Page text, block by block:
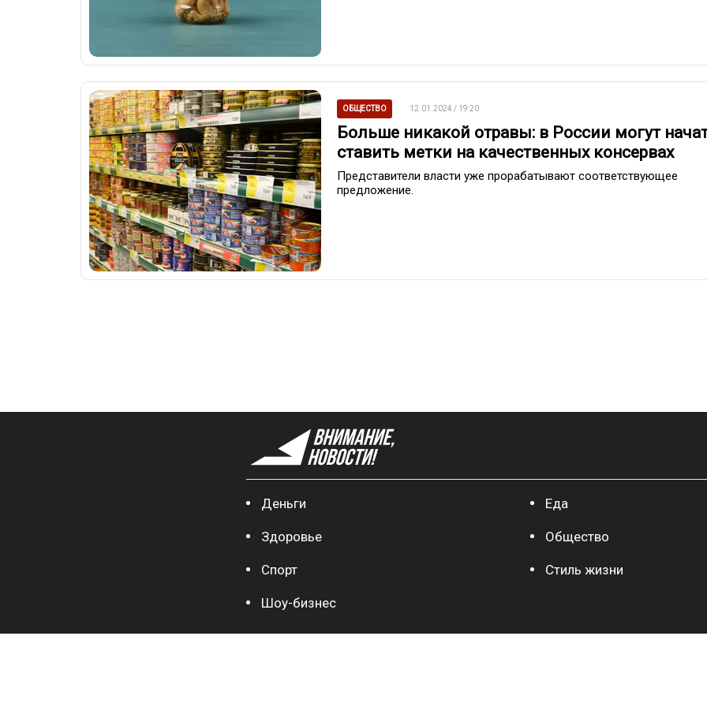
ОБЩЕСТВО 12.01.2024 / 19:20
Больше никакой отравы: в России могут
ставить метки на качественных консервах
Представители власти уже прорабатывают соответствующее
предложение.
Деньги Еда
Здоровье Общество
Спорт Стиль жизни
Шоу-бизнес